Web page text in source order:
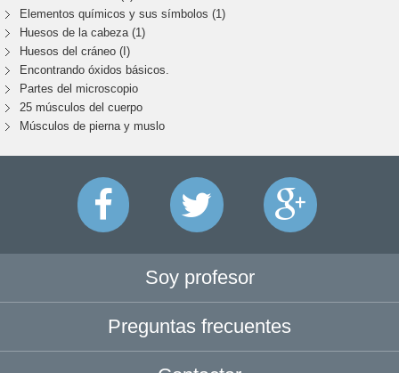
Elementos químicos y sus símbolos (1)
Huesos de la cabeza (1)
Huesos del cráneo (I)
Encontrando óxidos básicos.
Partes del microscopio
25 músculos del cuerpo
Músculos de pierna y muslo
Soy profesor
Preguntas frecuentes